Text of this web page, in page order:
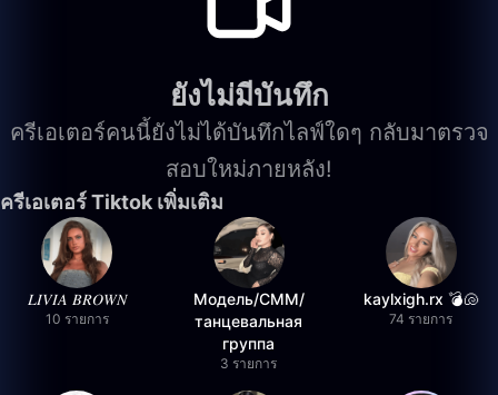
ยังไม่มีบันทึก
ครีเอเตอร์คนนี้ยังไม่ได้บันทึกไลฟ์ใดๆ กลับมาตรวจ
สอบใหม่ภายหลัง!
ครีเอเตอร์ Tiktok เพิ่มเติม
𝐿𝐼𝑉𝐼𝐴 𝐵𝑅𝑂𝑊𝑁
10 รายการ
Модель/СММ/
танцевальная
группа
3 รายการ
kaylxigh.rx 💣🐚
74 รายการ